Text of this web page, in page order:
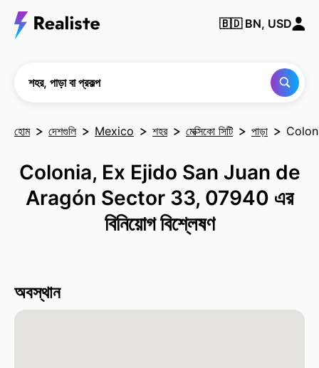
🇧🇩 BN, USD
শহর, পাড়া বা প্রকল্প
হোম দেশগুলি Mexico শহর মেক্সিকো সিটি পাড়া
Colonia, Ex Ejido San Juan de
Aragón Sector 33, 07940 এর
বিনিয়োগ বিশ্লেষণ
অবস্থান